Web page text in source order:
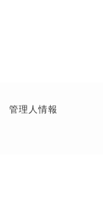
管理人情報